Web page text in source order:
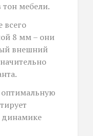
мебели.
всего
8 мм – они
внешний
динамике